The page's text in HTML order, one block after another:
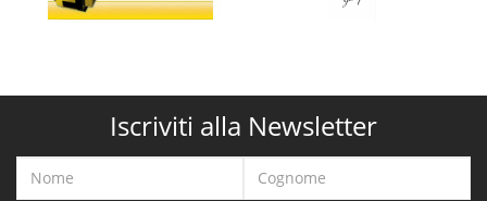
Iscriviti alla Newsletter